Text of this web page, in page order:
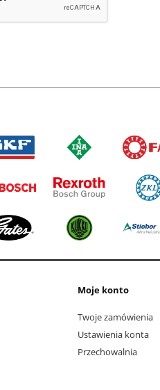
Moje konto
Twoje zamówienia
Ustawienia konta
Przechowalnia